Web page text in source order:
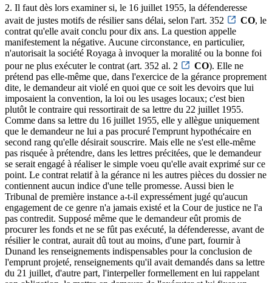
2. Il faut dès lors examiner si, le 16 juillet 1955, la défenderesse
avait de justes motifs de résilier sans délai, selon l'art. 352
CO, le
contrat qu'elle avait conclu pour dix ans. La question appelle
manifestement la négative. Aucune circonstance, en particulier,
n'autorisait la société Royaga à invoquer la moralité ou la bonne foi
pour ne plus exécuter le contrat (art. 352 al. 2
CO). Elle ne
prétend pas elle-même que, dans l'exercice de la gérance proprement
dite, le demandeur ait violé en quoi que ce soit les devoirs que lui
imposaient la convention, la loi ou les usages locaux; c'est bien
plutôt le contraire qui ressortirait de sa lettre du 22 juillet 1955.
Comme dans sa lettre du 16 juillet 1955, elle y allègue uniquement
que le demandeur ne lui a pas procuré l'emprunt hypothécaire en
second rang qu'elle désirait souscrire. Mais elle ne s'est elle-même
pas risquée à prétendre, dans les lettres précitées, que le demandeur
se serait engagé à réaliser le simple voeu qu'elle avait exprimé sur ce
point. Le contrat relatif à la gérance ni les autres pièces du dossier ne
contiennent aucun indice d'une telle promesse. Aussi bien le
Tribunal de première instance a-t-il expressément jugé qu'aucun
engagement de ce genre n'a jamais existé et la Cour de justice ne l'a
pas contredit. Supposé même que le demandeur eût promis de
procurer les fonds et ne se fût pas exécuté, la défenderesse, avant de
résilier le contrat, aurait dû tout au moins, d'une part, fournir à
Dunand les renseignements indispensables pour la conclusion de
l'emprunt projeté, renseignements qu'il avait demandés dans sa lettre
du 21 juillet, d'autre part, l'interpeller formellement en lui rappelant